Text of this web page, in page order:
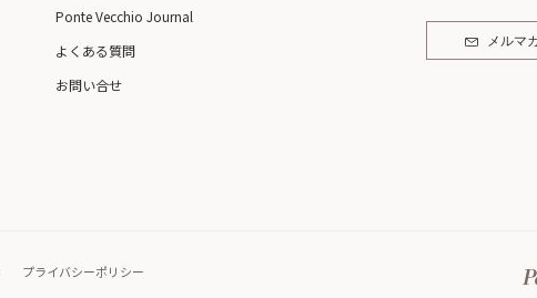
Ponte Vecchio Journal
よくある質問
お問い合せ
メルマ
プライバシーポリシー